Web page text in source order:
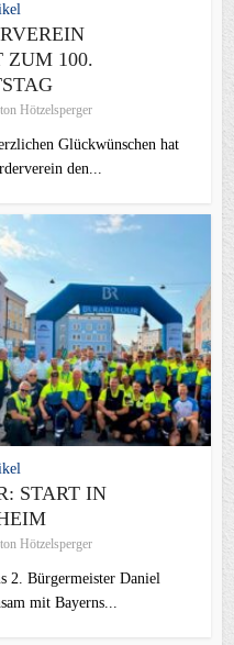
ZUM 100.
Hötzelsperger
Glückwünschen hat
den...
START IN
Hötzelsperger
2. Bürgermeister Daniel
mit Bayerns...